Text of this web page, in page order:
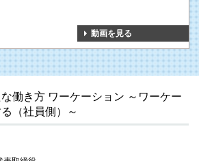
動画を見る
働き方 ワーケーション ～ワーケー
（社員側）～